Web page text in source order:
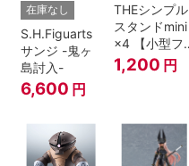
在庫なし
S.H.Figuarts
サンジ -鬼ヶ
島討入-
6,600 円
THEシンプル
スタンドmini
×4 【小型フ
ィギュア＆デ
ィフォルメフ
1,200 円